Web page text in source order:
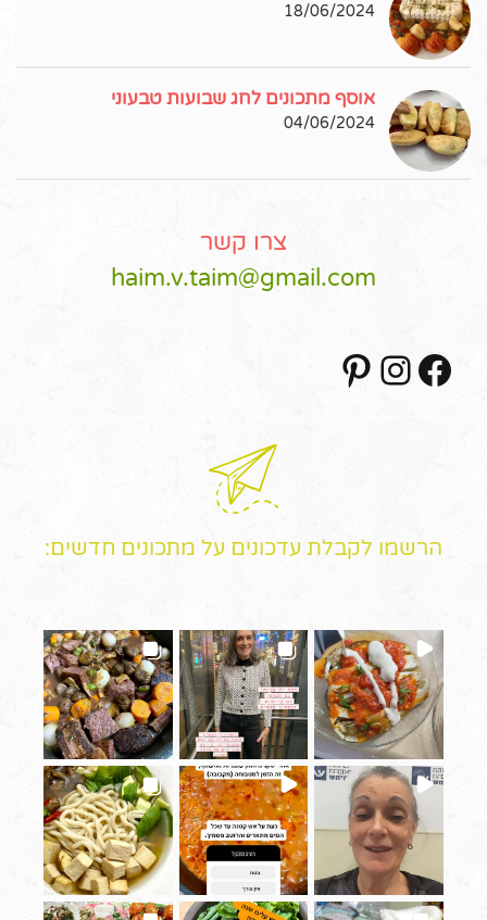
18/06/2024
אוסף מתכונים לחג שבועות טבעוני
04/06/2024
צרו קשר
haim.v.taim@gmail.com
Facebook
Instagram
הרשמו לקבלת עדכונים על מתכונים חדשים: